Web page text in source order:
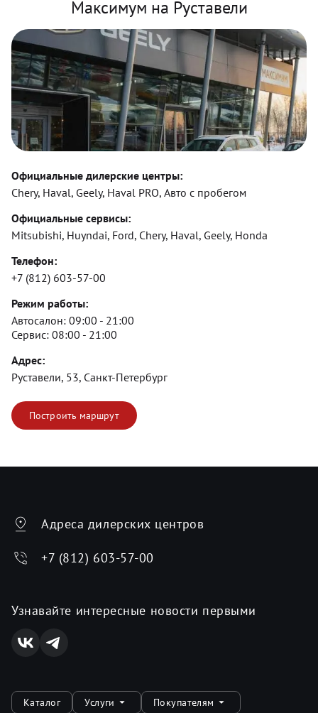
Максимум на Руставели
Официальные дилерские центры:
Chery, Haval, Geely, Haval PRO, Авто с пробегом
Официальные сервисы:
Mitsubishi, Huyndai, Ford, Chery, Haval, Geely, Honda
Телефон:
+7 (812) 603-57-00
Режим работы:
Автосалон: 09:00 - 21:00
Сервис: 08:00 - 21:00
Адрес:
Руставели, 53, Санкт-Петербург
Построить маршрут
Адреса дилерских центров
+7 (812) 603-57-00
Узнавайте интересные новости первыми
Каталог Услуги Покупателям